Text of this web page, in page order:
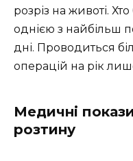
розріз на животі.
однією з найбільш
дні. Проводиться
операцій на рік
Медичні
розтину